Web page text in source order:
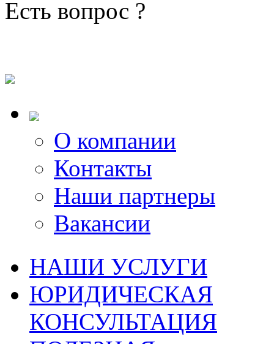
Есть вопрос ?
О компании
Контакты
Наши партнеры
Вакансии
НАШИ УСЛУГИ
ЮРИДИЧЕСКАЯ
КОНСУЛЬТАЦИЯ